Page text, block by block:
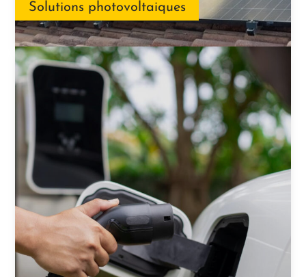
Solutions photovoltaiques